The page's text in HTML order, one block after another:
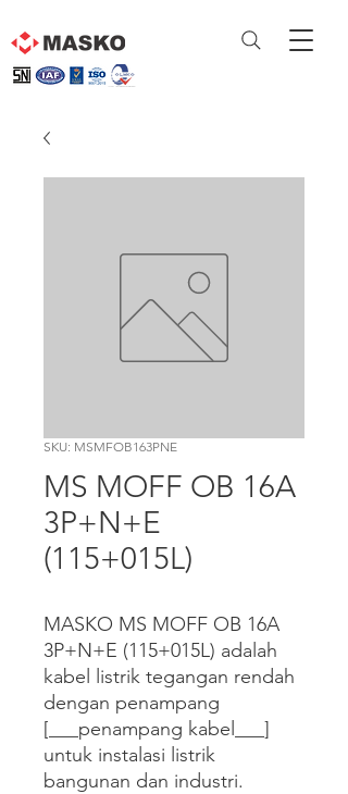
SKU: MSMFOB163PNE
MS MOFF OB 16A
3P+N+E
(115+015L)
MASKO MS MOFF OB 16A
3P+N+E (115+015L) adalah
kabel listrik tegangan rendah
dengan penampang
[___penampang kabel___]
untuk instalasi listrik
bangunan dan industri.